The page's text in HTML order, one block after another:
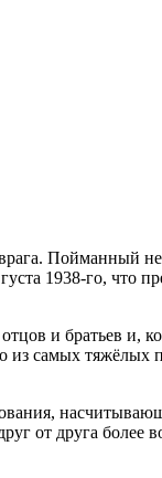
Пойманный
1938-го, что
и братьев и,
самых тяжёлых
от друга более